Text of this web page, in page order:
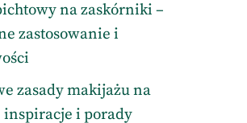
na zaskórniki –
zastosowanie i
zasady makijażu na
i porady